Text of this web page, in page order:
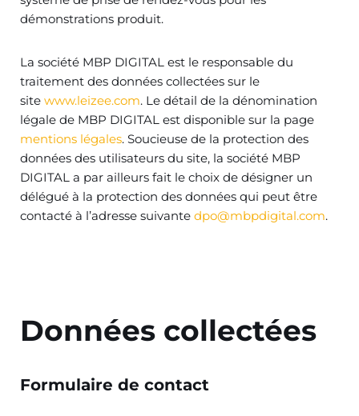
démonstrations produit.
La société MBP DIGITAL est le responsable du
traitement des données collectées sur le
site www.leizee.com. Le détail de la dénomination
légale de MBP DIGITAL est disponible sur la page
mentions légales. Soucieuse de la protection des
données des utilisateurs du site, la société MBP
DIGITAL a par ailleurs fait le choix de désigner un
délégué à la protection des données qui peut être
contacté à l’adresse suivante dpo@mbpdigital.com.
Données collectées
Formulaire de contact